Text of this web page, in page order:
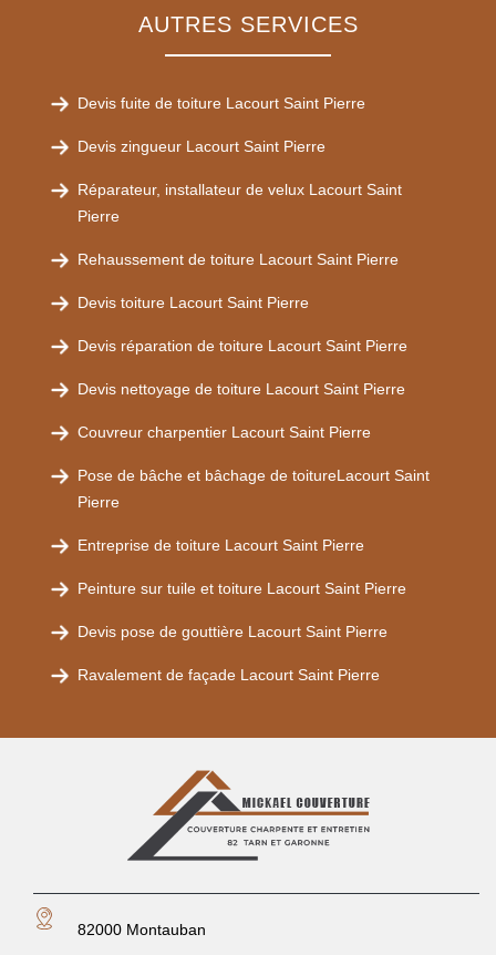
AUTRES SERVICES
Devis fuite de toiture Lacourt Saint Pierre
Devis zingueur Lacourt Saint Pierre
Réparateur, installateur de velux Lacourt Saint
Pierre
Rehaussement de toiture Lacourt Saint Pierre
Devis toiture Lacourt Saint Pierre
Devis réparation de toiture Lacourt Saint Pierre
Devis nettoyage de toiture Lacourt Saint Pierre
Couvreur charpentier Lacourt Saint Pierre
Pose de bâche et bâchage de toitureLacourt Saint
Pierre
Entreprise de toiture Lacourt Saint Pierre
Peinture sur tuile et toiture Lacourt Saint Pierre
Devis pose de gouttière Lacourt Saint Pierre
Ravalement de façade Lacourt Saint Pierre
82000 Montauban